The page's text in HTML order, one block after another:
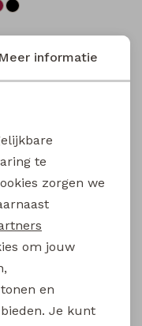
Meer informatie
te
zorgen we
om jouw
en
Je kunt